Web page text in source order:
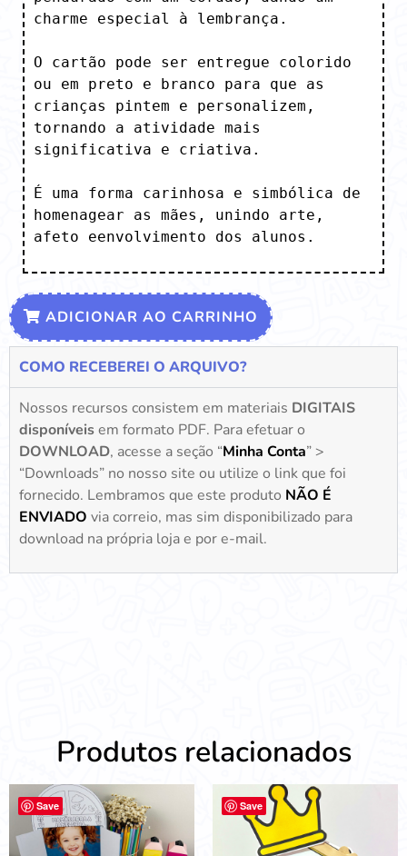
charme especial à lembrança.
O cartão pode ser entregue colorido
ou em preto e branco para que as
crianças pintem e personalizem,
tornando a atividade mais
significativa e criativa.
É uma forma carinhosa e simbólica de
homenagear as mães, unindo arte,
afeto eenvolvimento dos alunos.
ADICIONAR AO CARRINHO
COMO RECEBEREI O ARQUIVO?
Nossos recursos consistem em materiais DIGITAIS
disponíveisem formato PDF. Para efetuar o
DOWNLOAD, acesse a seção “Minha Conta” >
“Downloads” no nosso site ou utilize o link que foi
fornecido. Lembramos que este produto NÃO É
ENVIADO via correio, mas sim disponibilizado para
download na própria loja e por e-mail.
Produtos relacionados
Save Save